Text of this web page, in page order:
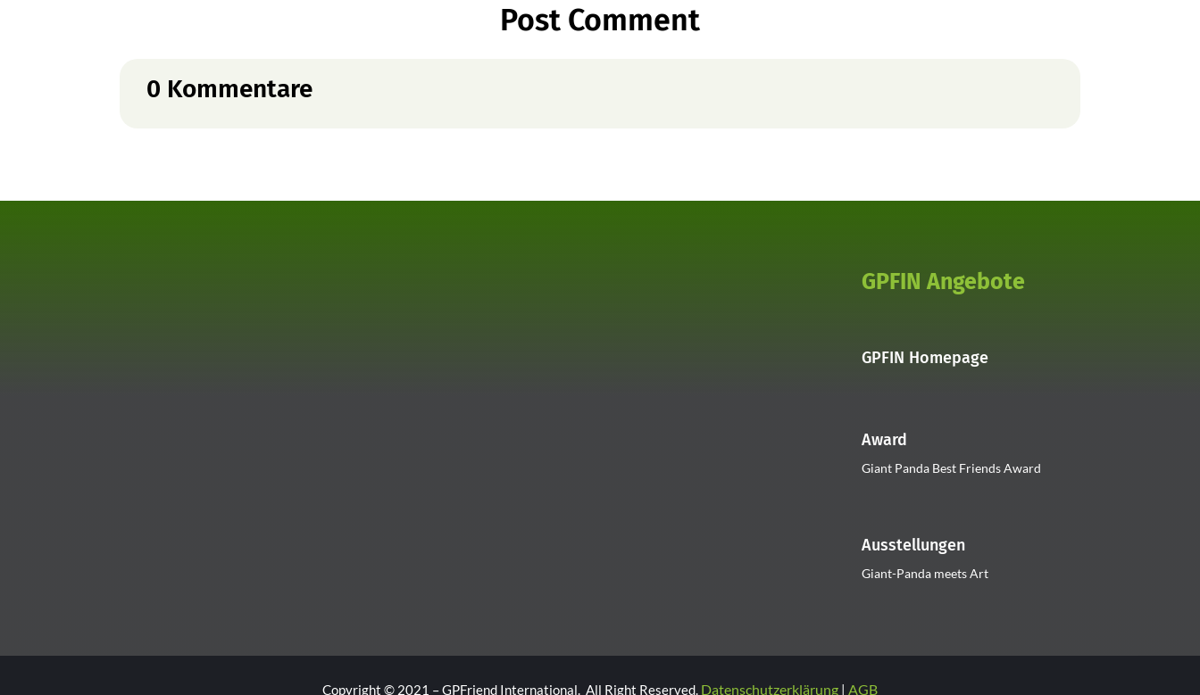
Post Comment
0 Kommentare
GPFIN Angebote
GPFIN Homepage
Award
Giant Panda Best Friends Award
Ausstellungen
Giant-Panda meets Art
Copyright © 2021 – GPFriend International. All Right Reserved. Datenschutzerklärung | AGB